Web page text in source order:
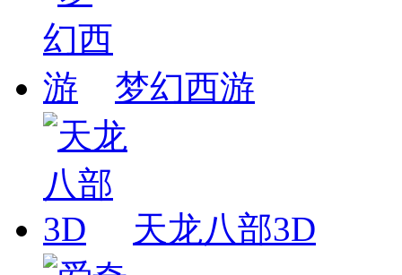
梦幻西游
天龙八部3D